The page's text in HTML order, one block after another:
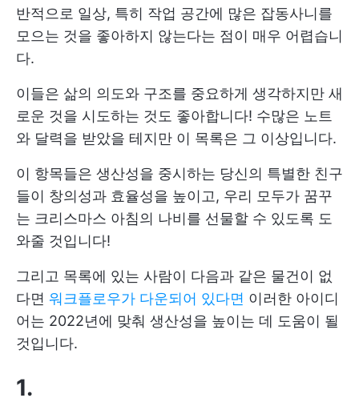
반적으로 일상, 특히 작업 공간에 많은 잡동사니를
모으는 것을 좋아하지 않는다는 점이 매우 어렵습니
다.
이들은 삶의 의도와 구조를 중요하게 생각하지만 새
로운 것을 시도하는 것도 좋아합니다! 수많은 노트
와 달력을 받았을 테지만 이 목록은 그 이상입니다.
이 항목들은 생산성을 중시하는 당신의 특별한 친구
들이 창의성과 효율성을 높이고, 우리 모두가 꿈꾸
는 크리스마스 아침의 나비를 선물할 수 있도록 도
와줄 것입니다!
그리고 목록에 있는 사람이 다음과 같은 물건이 없
다면 워크플로우가 다운되어 있다면 이러한 아이디
어는 2022년에 맞춰 생산성을 높이는 데 도움이 될
것입니다.
1.